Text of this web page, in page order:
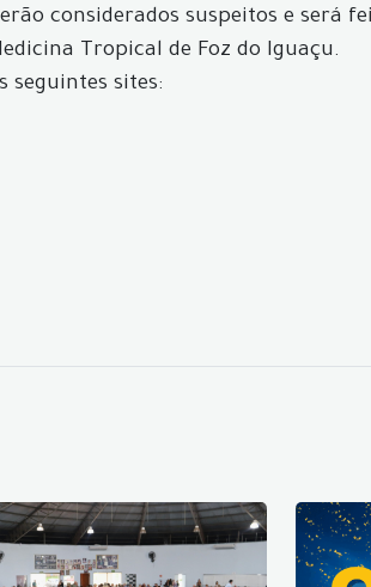
considerados suspeitos e será
Tropical de Foz do Iguaçu.
seguintes sites: